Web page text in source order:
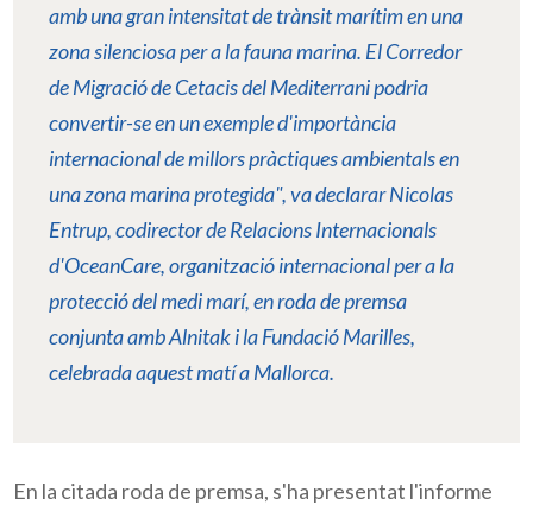
amb una gran intensitat de trànsit marítim en una
zona silenciosa per a la fauna marina. El Corredor
de Migració de Cetacis del Mediterrani podria
convertir-se en un exemple d'importància
internacional de millors pràctiques ambientals en
una zona marina protegida", va declarar Nicolas
Entrup, codirector de Relacions Internacionals
d'OceanCare, organització internacional per a la
protecció del medi marí, en roda de premsa
conjunta ambAlnitaki la FundacióMarilles,
celebrada aquest matí a Mallorca.
En la citada roda de premsa, s'ha presentat l'informe